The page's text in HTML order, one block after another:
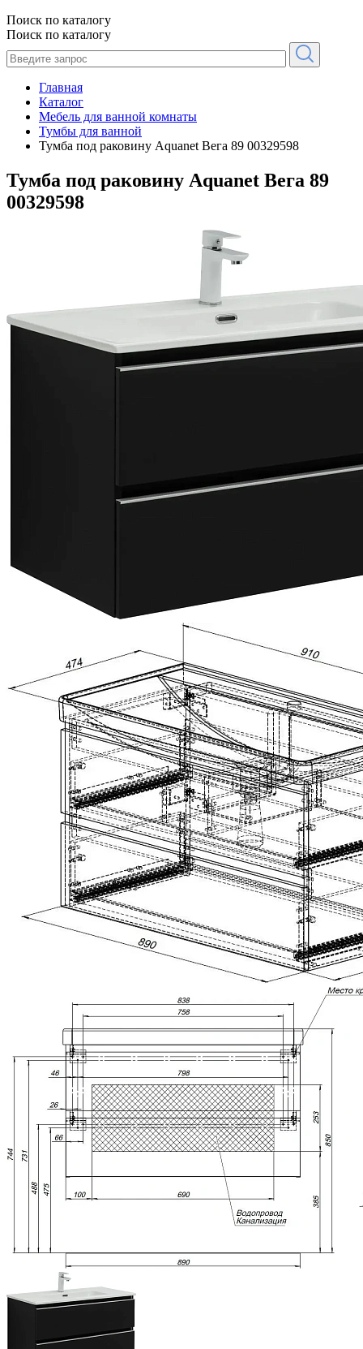
Поиск по каталогу
Поиск по каталогу
Главная
Каталог
Мебель для ванной комнаты
Тумбы для ванной
Тумба под раковину Aquanet Вега 89 00329598
Тумба под раковину Aquanet Вега 89
00329598